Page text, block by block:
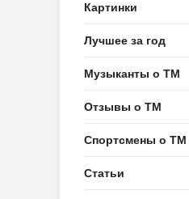
Картинки
Лучшее за год
Музыканты о ТМ
Отзывы о ТМ
Спортсмены о ТМ
Статьи